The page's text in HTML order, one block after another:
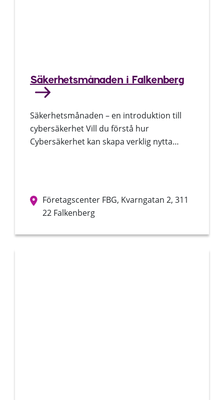
Säkerhetsmånaden i Falkenberg
Säkerhetsmånaden – en introduktion till
cybersäkerhet Vill du förstå hur
Cybersäkerhet kan skapa verklig nytta…
Företagscenter FBG, Kvarngatan 2, 311
22 Falkenberg